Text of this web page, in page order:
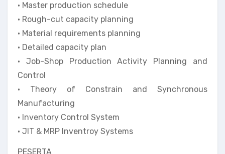
• Master production schedule
• Rough-cut capacity planning
• Material requirements planning
• Detailed capacity plan
• Job-Shop Production Activity Planning and
Control
• Theory of Constrain and Synchronous
Manufacturing
• Inventory Control System
• JIT & MRP Inventroy Systems
PESERTA